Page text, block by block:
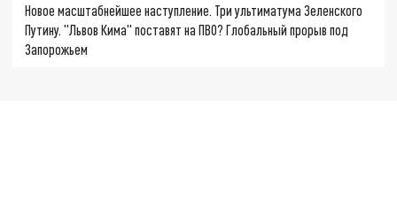
Новое масштабнейшее наступление. Три ультиматума Зеленского
Путину. "Львов Кима" поставят на ПВО? Глобальный прорыв под
Запорожьем